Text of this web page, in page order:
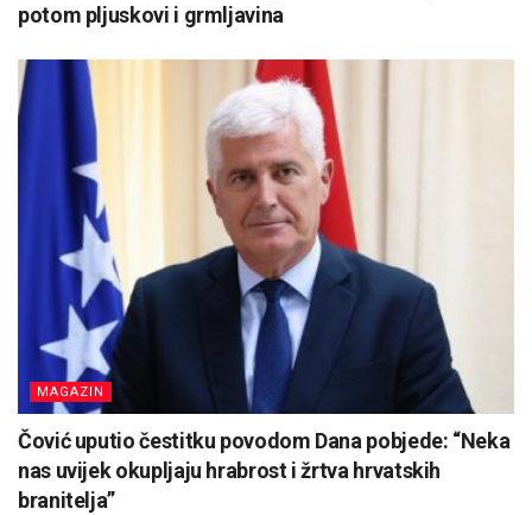
potom pljuskovi i grmljavina
MAGAZIN
Čović uputio čestitku povodom Dana pobjede: “Neka
nas uvijek okupljaju hrabrost i žrtva hrvatskih
branitelja”